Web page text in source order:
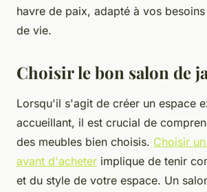
havre de paix, adapté à vos
de vie.
Choisir le bon salon de
Lorsqu'il s'agit de créer un espace
accueillant, il est crucial de
des meubles bien choisis. Choisir
avant d'acheter implique de tenir
et du style de votre espace. Un